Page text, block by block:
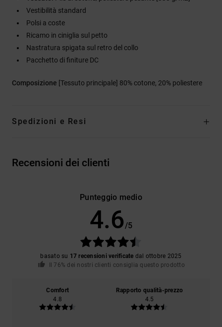
Vestibilità standard
Polsi a coste
Ricamo in ciniglia sul petto
Nastratura spigata sul retro del collo
Pacchetto di finiture DC
Composizione [Tessuto principale] 80% cotone, 20% poliestere
Spedizioni e Resi
Recensioni dei clienti
Punteggio medio
4.6 /5
basato su 17 recensioni verificate dal ottobre 2025
Il 76% dei nostri clienti consiglia questo prodotto
Comfort
4.8
Rapporto qualità-prezzo
4.5